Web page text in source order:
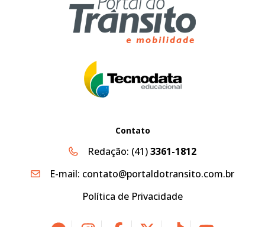
Contato
Redação: (41)3361-1812
E-mail: contato@portaldotransito.com.br
Política de Privacidade